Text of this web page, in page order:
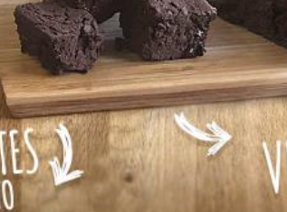
22/07/2026